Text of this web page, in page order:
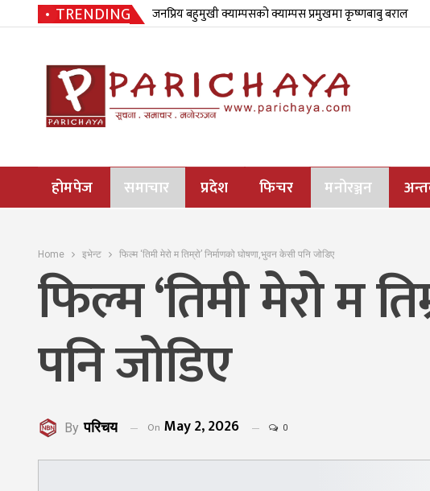
TRENDING जनप्रिय बहुमुखी क्याम्पसको क्याम्पस प्रमुखमा कृष्णबाबु बराल
होमपेज समाचार प्रदेश फिचर मनोरञ्जन
Home इभेन्ट फिल्म ‘तिमी मेरो म तिम्रो’ निर्माणको घोषणा,भुवन केसी पनि जोडिए
फिल्म ‘तिमी मेरो म
पनि जोडिए
By परिचय On May 2, 2026 0